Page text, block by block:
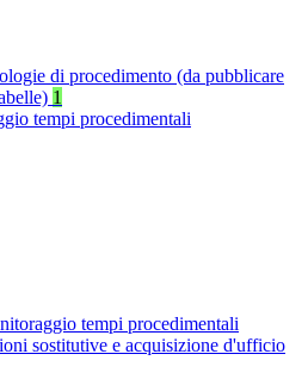
di procedimento (da pubblicare
1
tempi procedimentali
tempi procedimentali
sostitutive e acquisizione d'ufficio